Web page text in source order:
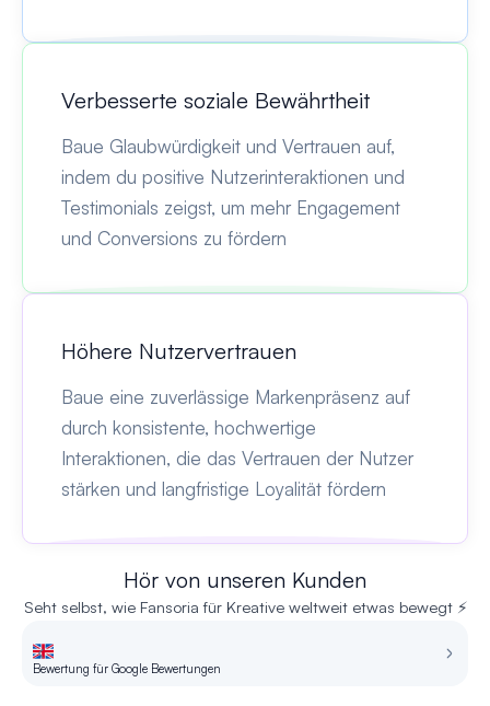
Verbesserte soziale Bewährtheit
Baue Glaubwürdigkeit und Vertrauen auf,
indem du positive Nutzerinteraktionen und
Testimonials zeigst, um mehr Engagement
und Conversions zu fördern
Höhere Nutzervertrauen
Baue eine zuverlässige Markenpräsenz auf
durch konsistente, hochwertige
Interaktionen, die das Vertrauen der Nutzer
stärken und langfristige Loyalität fördern
Hör von unseren Kunden
Seht selbst, wie Fansoria für Kreative weltweit etwas bewegt ⚡
Bewertung für Google Bewertungen